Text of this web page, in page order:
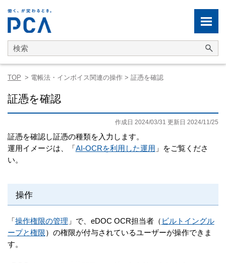
TOP > 電帳法・インボイス関連の操作> 証憑を確認
証憑を確認
作成日 2024/03/31 更新日 2024/11/25
証憑を確認し証憑の種類を入力します。
運用イメージは、「 AI-OCRを利用した運用 」をご覧くださ
い。
操作
「 操作権限の管理 」で、eDOC OCR担当者（ ビルトイングル
ープと権限）の権限が付与されているユーザーが操作できま
す。